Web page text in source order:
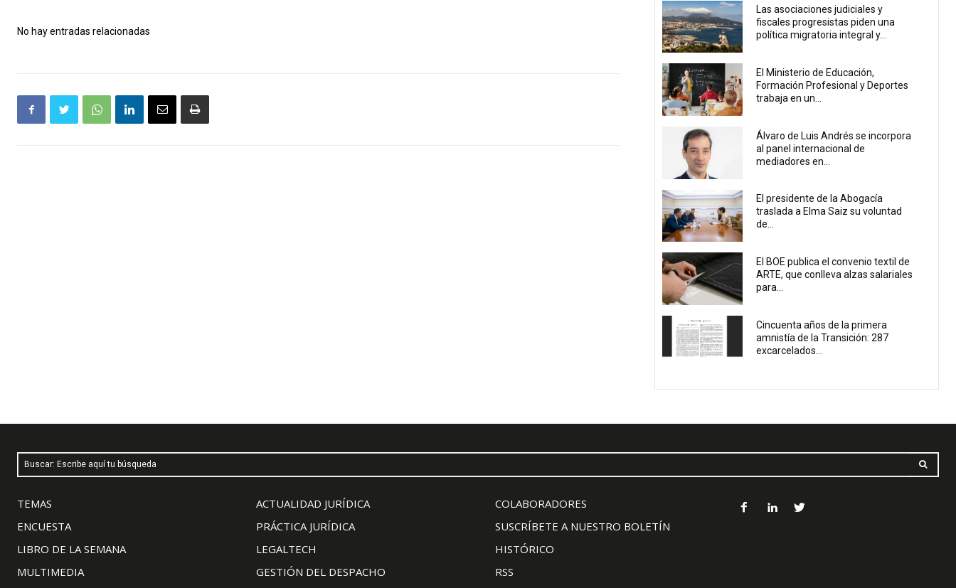
No hay entradas relacionadas
Las asociaciones judiciales y
fiscales progresistas piden una
política migratoria integral y...
El Ministerio de Educación,
Formación Profesional y Deportes
trabaja en un...
Álvaro de Luis Andrés se incorpora
al panel internacional de
mediadores en...
El presidente de la Abogacía
traslada a Elma Saiz su voluntad
de...
El BOE publica el convenio textil de
ARTE, que conlleva alzas salariales
para...
Cincuenta años de la primera
amnistía de la Transición: 287
excarcelados...
Buscar: Escribe aquí tu búsqueda
TEMAS
ENCUESTA
LIBRO DE LA SEMANA
MULTIMEDIA
ACTUALIDAD JURÍDICA
PRÁCTICA JURÍDICA
LEGALTECH
GESTIÓN DEL DESPACHO
COLABORADORES
SUSCRÍBETE A NUESTRO BOLETÍN
HISTÓRICO
RSS